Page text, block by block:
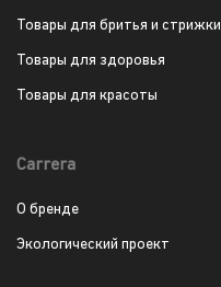
Товары для бритья и стрижки
Товары для здоровья
Товары для красоты
Carrera
О бренде
Экологический проект